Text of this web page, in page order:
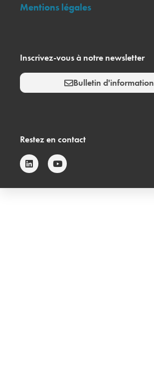
Mentions légales
Inscrivez-vous à notre newsletter
Bulletin d'information
Restez en contact